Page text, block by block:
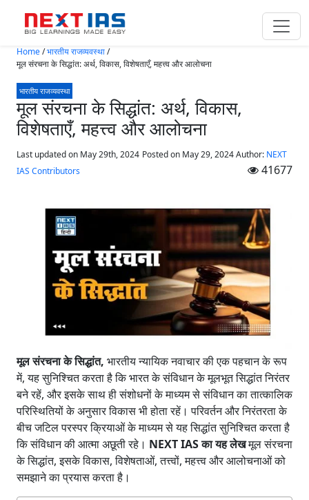
Skip to main content
Home/भारतीय राजव्यवस्था/
मूल संरचना के सिद्धांत: अर्थ, विकास, विशेषताएँ, महत्त्व और आलोचना
भारतीय राजव्यवस्था
मूल संरचना के सिद्धांत: अर्थ, विकास,
विशेषताएँ, महत्त्व और आलोचना
Last updated on May 29th, 2024 Posted on May 29, 2024Author: NEXT
IAS Contributors
41677
मूल संरचना के सिद्धांत, भारतीय न्यायिक नवाचार की एक पहचान के रूप
में, यह सुनिश्चित करता है कि भारत के संविधान के मूलभूत सिद्धांत निरंतर
बने रहें, और इसके साथ ही संशोधनों के माध्यम से संविधान का तात्कालिक
परिस्थितियों के अनुसार विकास भी होता रहें। परिवर्तन और निरंतरता के
बीच जटिल परस्पर क्रियाओं के माध्यम से यह सिद्धांत सुनिश्चित करता है
कि संविधान की आत्मा अछूती रहे। NEXT IAS का यह लेखमूल संरचना
के सिद्धांत, इसके विकास, विशेषताओं, तत्त्वों, महत्त्व और आलोचनाओं को
समझाने का प्रयास करता है।